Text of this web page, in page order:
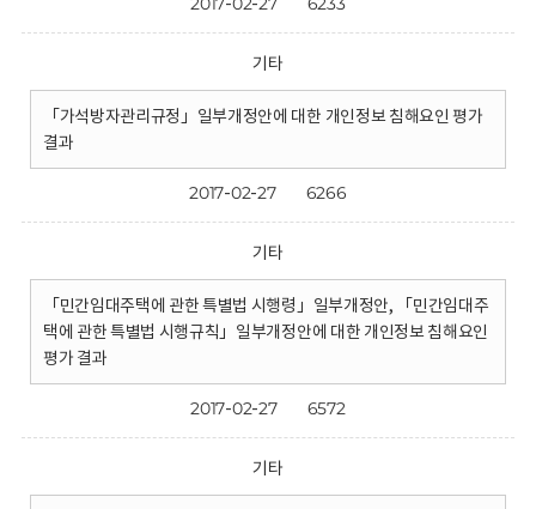
기타
「가석방자관리규정」일부개정안에 대한 개인정보 침해요인 평가
결과
2017-02-27 6266
기타
「민간임대주택에 관한 특별법 시행령」일부개정안, 「민간임대주
택에 관한 특별법 시행규칙」일부개정안에 대한 개인정보 침해요인
평가 결과
2017-02-27 6572
기타